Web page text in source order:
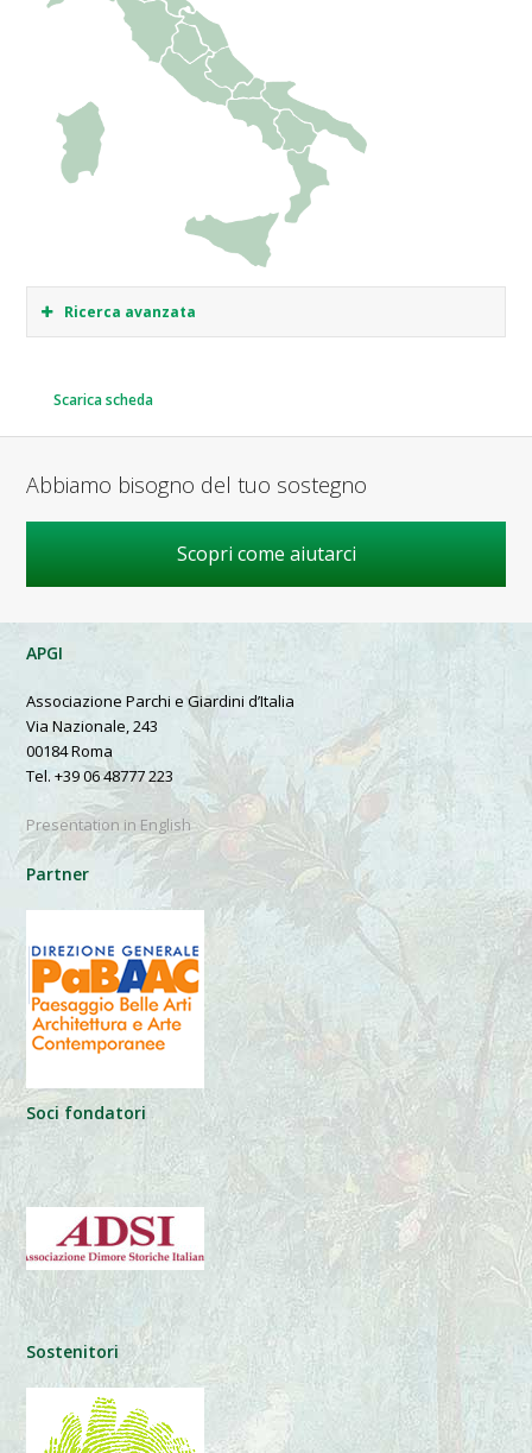
Ricerca avanzata
Scarica scheda
Abbiamo bisogno del tuo sostegno
Scopri come aiutarci
APGI
Associazione Parchi e Giardini d’Italia
Via Nazionale, 243
00184 Roma
Tel. +39 06 48777 223
Presentation in English
Partner
Soci fondatori
Sostenitori